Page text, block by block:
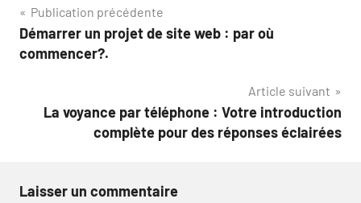
Navigation
de
Publication précédente
Démarrer un projet de site web : par où
commencer?.
Article suivant
La voyance par téléphone : Votre introduction
complète pour des réponses éclairées
Laisser un commentaire